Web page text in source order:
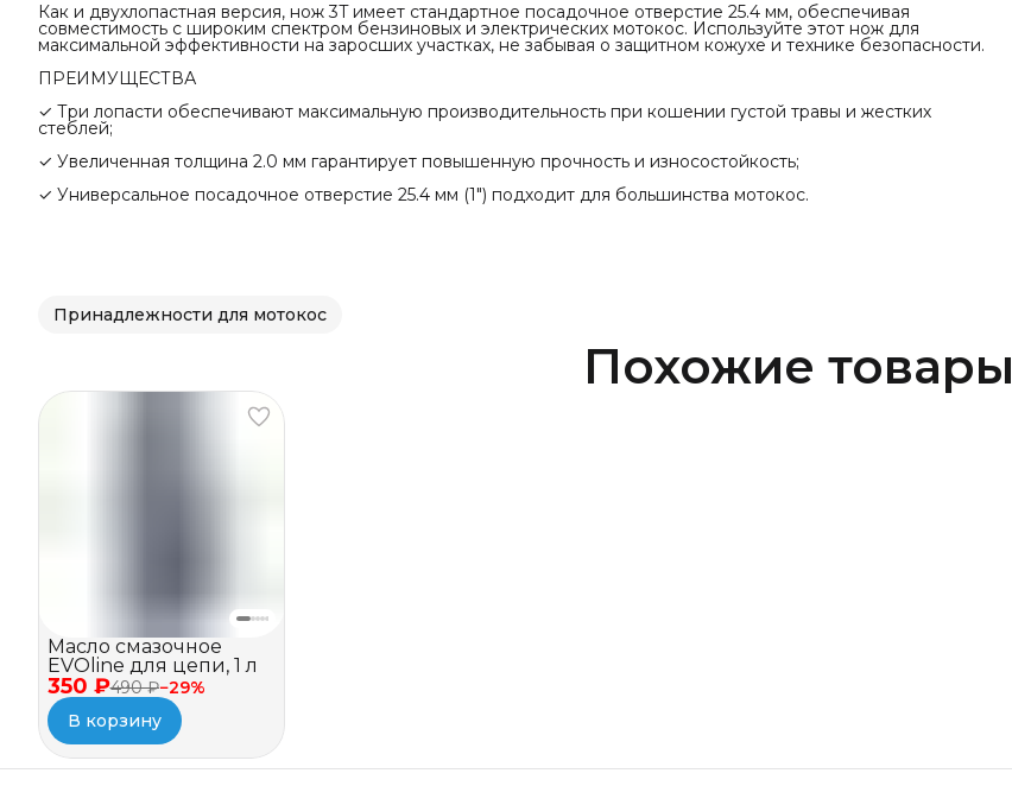
Как и двухлопастная версия, нож 3T имеет стандартное посадочное отверстие 25.4 мм, обеспечивая
совместимость с широким спектром бензиновых и электрических мотокос. Используйте этот нож для
максимальной эффективности на заросших участках, не забывая о защитном кожухе и технике безопасности.
ПРЕИМУЩЕСТВА
✓ Три лопасти обеспечивают максимальную производительность при кошении густой травы и жестких
стеблей;
✓ Увеличенная толщина 2.0 мм гарантирует повышенную прочность и износостойкость;
✓ Универсальное посадочное отверстие 25.4 мм (1") подходит для большинства мотокос.
Принадлежности для мотокос
Похожие товары
350 ₽490 ₽−29%
Масло смазочное
EVOline для цепи, 1 л
В корзину